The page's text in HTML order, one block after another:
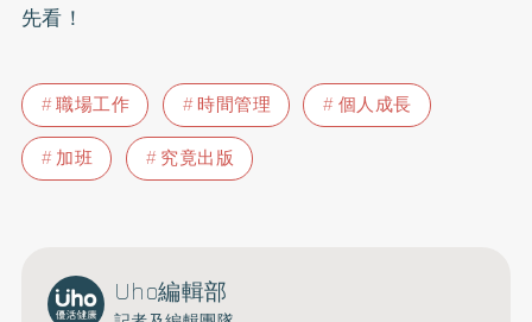
先看！
職場工作 時間管理
個人成長
加班
究竟出版
Uho編輯部